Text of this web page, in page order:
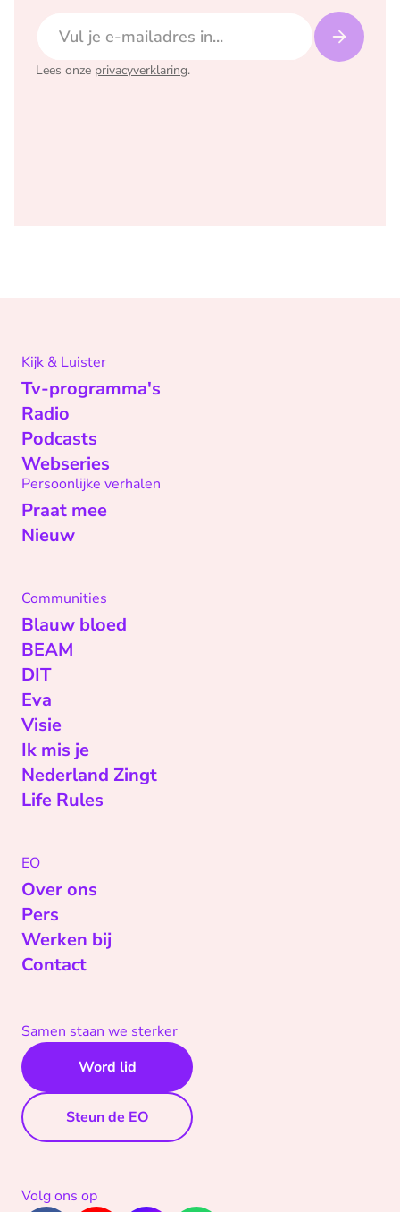
Lees onze privacyverklaring.
Kijk & Luister
Tv-programma's
Radio
Podcasts
Webseries
Persoonlijke verhalen
Praat mee
Nieuw
Communities
Blauw bloed
BEAM
DIT
Eva
Visie
Ik mis je
Nederland Zingt
Life Rules
EO
Over ons
Pers
Werken bij
Contact
Samen staan we sterker
Word lid
Steun de EO
Volg ons op